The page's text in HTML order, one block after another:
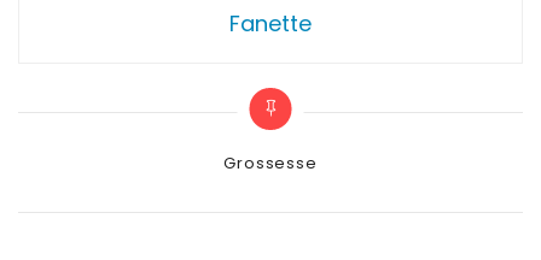
Fanette
Categories
Grossesse